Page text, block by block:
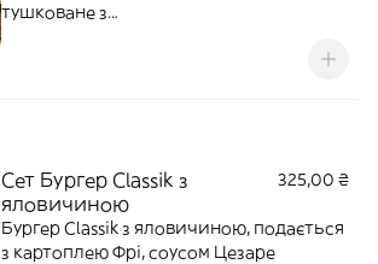
тушковане з
Сет Бургер Classik з
яловичиною
325,00 ₴
Бургер Classik з яловичиною, подається
з картоплею Фрі, соусом Цезаре